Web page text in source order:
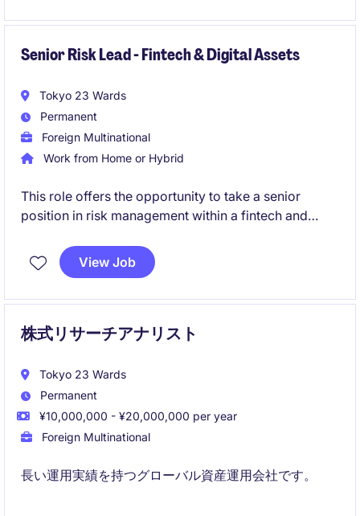
Senior Risk Lead - Fintech & Digital Assets
Tokyo 23 Wards
Permanent
Foreign Multinational
Work from Home or Hybrid
This role offers the opportunity to take a senior
position in risk management within a fintech and
while collaborating closely with global teams. The
position is designed flexibly, allowing you to focus
View Job
株式リサーチアナリスト
Tokyo 23 Wards
Permanent
¥10,000,000 - ¥20,000,000 per year
Foreign Multinational
長い運用実績を持つグローバル資産運用会社です。